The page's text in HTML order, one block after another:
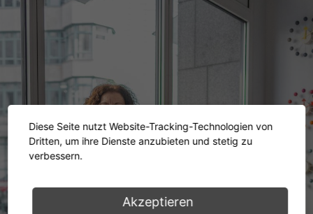
Diese Seite nutzt Website-Tracking-Technologien von
Dritten, um ihre Dienste anzubieten und stetig zu
verbessern.
Akzeptieren